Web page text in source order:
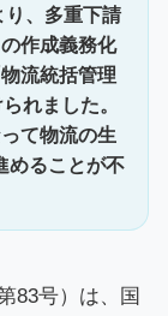
り、多重下請
作成義務化
流統括管理
れました。
て物流の生
めることが不
83号）は、国